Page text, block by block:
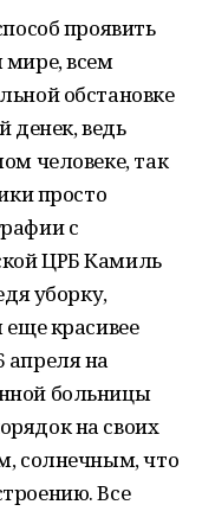
проявить
всем
обстановке
денек, ведь
человеке, так
просто
с
ЦРБ Камиль
уборку,
красивее
апреля на
больницы
на своих
солнечным, что
Все